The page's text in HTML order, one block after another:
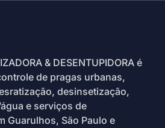
& DESENTUPIDORA é
de pragas urbanas,
desinsetização,
e serviços de
Guarulhos, São Paulo e